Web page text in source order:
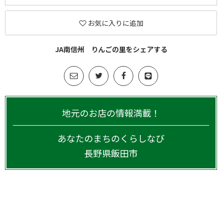
お気に入りに追加
JA南信州 りんごの里をシェアする
地元のお店の情報満載！
あなたのまちのくらしなび
長野県飯田市